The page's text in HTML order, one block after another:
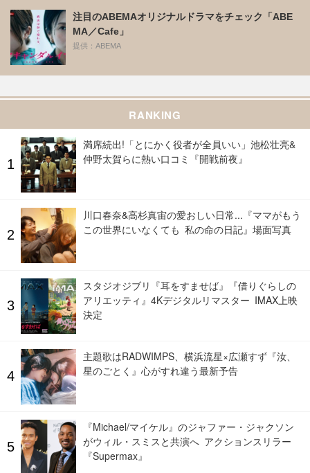
注目のABEMAオリジナルドラマをチェック「ABE
MA／Cafe」
提供：ABEMA
RANKING
満席続出!「とにかく役者が全員いい」池松壮亮&
仲野太賀らに熱い口コミ『開戦前夜』
川口春奈&高杉真宙の愛おしい日常...『ママがもう
この世界にいなくても 私の命の日記』場面写真
スタジオジブリ『耳をすませば』『借りぐらしの
アリエッティ』4Kデジタルリマスター IMAX上映
決定
主題歌はRADWIMPS、横浜流星×広瀬すず『汝、
星のごとく』心がすれ違う最新予告
『Michael/マイケル』のジャファー・ジャクソン
がウィル・スミスと共演へ アクションスリラー
『Supermax』